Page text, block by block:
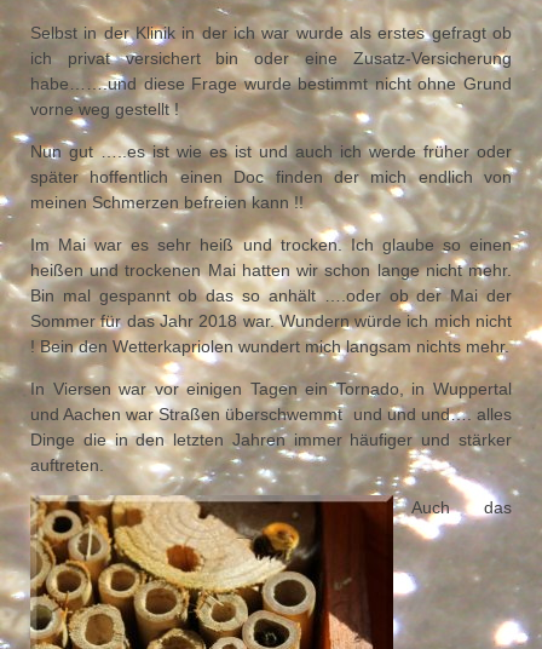
Selbst in der Klinik in der ich war wurde als erstes gefragt ob
ich privat versichert bin oder eine Zusatz-Versicherung
habe…….und diese Frage wurde bestimmt nicht ohne Grund
vorne weg gestellt !
Nun gut …..es ist wie es ist und auch ich werde früher oder
später hoffentlich einen Doc finden der mich endlich von
meinen Schmerzen befreien kann !!
Im Mai war es sehr heiß und trocken. Ich glaube so einen
heißen und trockenen Mai hatten wir schon lange nicht mehr.
Bin mal gespannt ob das so anhält ….oder ob der Mai der
Sommer für das Jahr 2018 war. Wundern würde ich mich nicht
! Bein den Wetterkapriolen wundert mich langsam nichts mehr.
In Viersen war vor einigen Tagen ein Tornado, in Wuppertal
und Aachen war Straßen überschwemmt und und und…. alles
Dinge die in den letzten Jahren immer häufiger und stärker
auftreten.
Auch das